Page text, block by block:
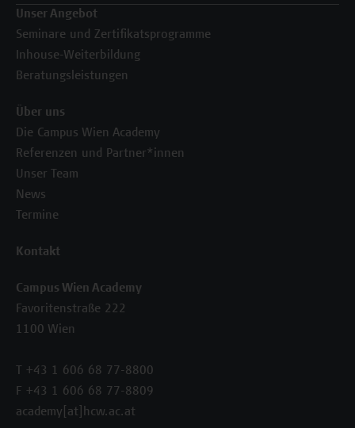
Unser Angebot
Seminare und Zertifikatsprogramme
Inhouse-Weiterbildung
Beratungsleistungen
Über uns
Die Campus Wien Academy
Referenzen und Partner*innen
Unser Team
News
Termine
Kontakt
Campus Wien Academy
Favoritenstraße 222
1100 Wien
T +43 1 606 68 77-8800
F +43 1 606 68 77-8809
academy[at]hcw.ac.at